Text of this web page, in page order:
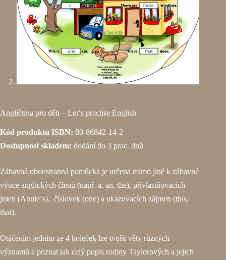
Angličtina pro děti – Let‘s practise English
Kód produktu ISBN: 80-86842-14-2
Dostupnost skladem: dodání do 3 prac. dnů
Zábavná oboustranná pomůcka je určena mimo jiné k zábavné
výuce anglických členů (např. a, an, the), přivlastňovacích
jmen (Annie‘s), číslovek (one) a ukazovacích zájmen (this,
that).
Otáčením jedním ze 4 koleček lze tvořit věty různých
významů a poznat tak celý popis rodiny Taylorových a jejich